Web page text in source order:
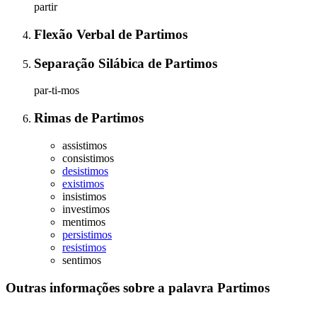
partir
Flexão Verbal de Partimos
Separação Silábica de Partimos
par-ti-mos
Rimas de Partimos
assistimos
consistimos
desistimos
existimos
insistimos
investimos
mentimos
persistimos
resistimos
sentimos
Outras informações sobre a palavra Partimos